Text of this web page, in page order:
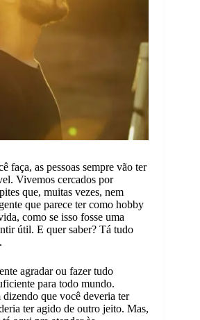
faça, as pessoas sempre vão ter
Vivemos cercados por
que, muitas vezes, nem
que parece ter como hobby
como se isso fosse uma
útil. E quer saber? Tá tudo
agradar ou fazer tudo
para todo mundo.
que você deveria ter
ter agido de outro jeito. Mas,